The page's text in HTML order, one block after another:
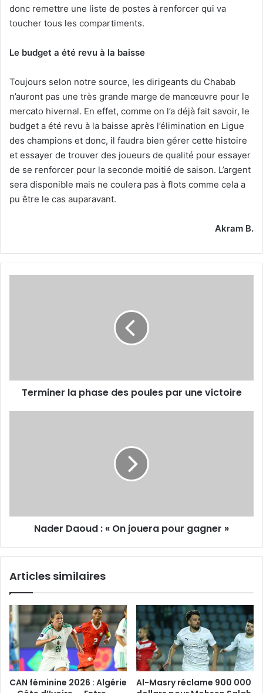
donc remettre une liste de postes à renforcer qui va
toucher tous les compartiments.
Le budget a été revu à la baisse
Toujours selon notre source, les dirigeants du Chabab
n’auront pas une très grande marge de manœuvre pour le
mercato hivernal. En effet, comme on l’a déjà fait savoir, le
budget a été revu à la baisse après l’élimination en Ligue
des champions et donc, il faudra bien gérer cette histoire
et essayer de trouver des joueurs de qualité pour essayer
de se renforcer pour la seconde moitié de saison. L’argent
sera disponible mais ne coulera pas à flots comme cela a
pu être le cas auparavant.
Akram B.
Terminer la phase des poules par une victoire
»
Nader Daoud : « On jouera pour gagner »
Articles similaires
CAN féminine 2026 : Algérie
Al-Masry réclame 900 000